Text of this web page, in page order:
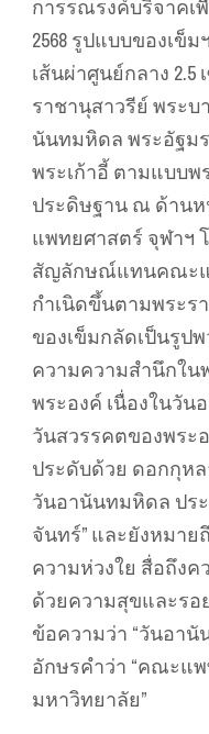
การรณรงค์บริจาคเ
2568 รูปแบบของเข็
เส้นผ่าศูนย์กลาง 2.5
ราชานุสาวรีย์ พระ
นันทมหิดล พระอัฐม
พระเก้าอี้ ตามแบบ
ประดิษฐาน ณ ด้าน
แพทยศาสตร์ จุฬาฯ
สัญลักษณ์แทนคณะแ
กำเนิดขึ้นตามพระร
ของเข็มกลัดเป็นรูป
ความความสำนึกใ
พระองค์ เนื่องในวั
วันสวรรคตของพระ
ประดับด้วย ดอกกุหล
วันอานันทมหิดล ประ
จันทร์” และยังหมา
ความห่วงใย สื่อถึงค
ด้วยความสุขและรอ
ข้อความว่า “วันอา
อักษรคำว่า “คณะแ
มหาวิทยาลัย”